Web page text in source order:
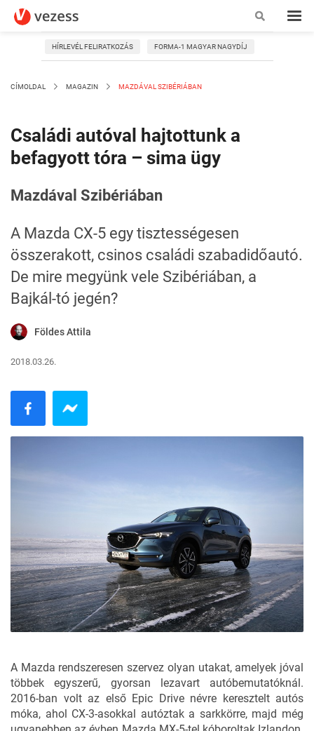
HÍRLEVÉL FELIRATKOZÁS FORMA-1 MAGYAR NAGYDÍJ
CÍMOLDAL MAGAZIN MAZDÁVAL SZIBÉRIÁBAN
Családi autóval hajtottunk a
befagyott tóra – sima ügy
Mazdával Szibériában
A Mazda CX-5 egy tisztességesen
összerakott, csinos családi szabadidőautó.
De mire megyünk vele Szibériában, a
Bajkál-tó jegén?
Földes Attila
2018.03.26.
A Mazda rendszeresen szervez olyan utakat, amelyek jóval
többek egyszerű, gyorsan lezavart autóbemutatóknál.
2016-ban volt az első Epic Drive névre keresztelt autós
móka, ahol CX-3-asokkal autóztak a sarkkörre, majd még